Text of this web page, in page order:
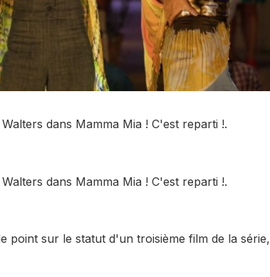
dans Mamma Mia ! C'est reparti !.
dans Mamma Mia ! C'est reparti !.
point sur le statut d'un troisième film de la série,